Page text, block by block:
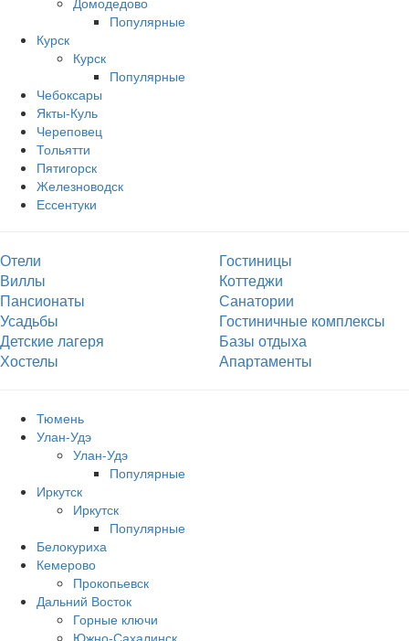
Популярные
Курск
Курск
Популярные
Чебоксары
Якты-Куль
Череповец
Тольятти
Пятигорск
Железноводск
Ессентуки
Отели
Гостиницы
Виллы
Коттеджи
Пансионаты
Санатории
Усадьбы
Гостиничные комплексы
Детские лагеря
Базы отдыха
Хостелы
Апартаменты
Тюмень
Улан-Удэ
Улан-Удэ
Популярные
Иркутск
Иркутск
Популярные
Белокуриха
Кемерово
Прокопьевск
Дальний Восток
Горные ключи
Южно‐Сахалинск